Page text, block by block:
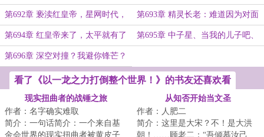
第692章 亵渎红皇帝，星网时代，
降维打击
第693章 精灵长老：难道因为对面
是不朽者，就不敢指责吗？！（求月
第694章 红皇帝来了，太平就有了
（求月票）
第695章 中子星、当我的儿子吧、
第696章 深空对撞？我避你锋芒？
看了《以一龙之力打倒整个世界！》的书友还喜欢看
现实扭曲者的战锤之旅
作者：名字确实难取
简介：一句话简介：一个来自基
金会世界的现实扭曲者被黄皮子
从知否开始当文圣
作者：人肥二
简介：这里是大宋？不！是大洪
朝！……顾老二：“吾倾慕汝己